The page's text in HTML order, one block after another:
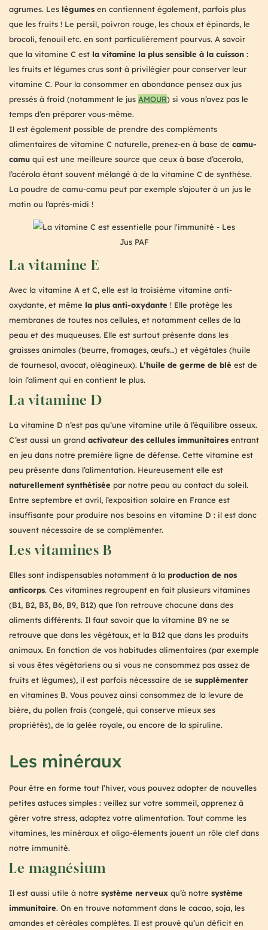
agrumes. Les légumes en contiennent également, parfois plus
que les fruits ! Le persil, poivron rouge, les choux et épinards, le
brocoli, fenouil etc. en sont particulièrement pourvus. A savoir
que la vitamine C est la vitamine la plus sensible à la cuisson :
les fruits et légumes crus sont à privilégier pour conserver leur
vitamine C. Pour la consommer en abondance pensez aux jus
pressés à froid (notamment le jus AMOUR) si vous n’avez pas le
temps d’en préparer vous-même.
Il est également possible de prendre des compléments
alimentaires de vitamine C naturelle, prenez-en à base de camu-
camu qui est une meilleure source que ceux à base d’acerola,
l’acérola étant souvent mélangé à de la vitamine C de synthèse.
La poudre de camu-camu peut par exemple s’ajouter à un jus le
matin ou l’après-midi !
La vitamine E
Avec la vitamine A et C, elle est la troisième vitamine anti-
oxydante, et même la plus anti-oxydante ! Elle protège les
membranes de toutes nos cellules, et notamment celles de la
peau et des muqueuses. Elle est surtout présente dans les
graisses animales (beurre, fromages, œufs…) et végétales (huile
de tournesol, avocat, oléagineux). L’huile de germe de blé est de
loin l’aliment qui en contient le plus.
La vitamine D
La vitamine D n’est pas qu’une vitamine utile à l’équilibre osseux.
C’est aussi un grand activateur des cellules immunitaires entrant
en jeu dans notre première ligne de défense. Cette vitamine est
peu présente dans l’alimentation. Heureusement elle est
naturellement synthétisée par notre peau au contact du soleil.
Entre septembre et avril, l’exposition solaire en France est
insuffisante pour produire nos besoins en vitamine D : il est donc
souvent nécessaire de se complémenter.
Les vitamines B
Elles sont indispensables notamment à la production de nos
anticorps. Ces vitamines regroupent en fait plusieurs vitamines
(B1, B2, B3, B6, B9, B12) que l’on retrouve chacune dans des
aliments différents. Il faut savoir que la vitamine B9 ne se
retrouve que dans les végétaux, et la B12 que dans les produits
animaux. En fonction de vos habitudes alimentaires (par exemple
si vous êtes végétariens ou si vous ne consommez pas assez de
fruits et légumes), il est parfois nécessaire de se supplémenter
en vitamines B. Vous pouvez ainsi consommez de la levure de
bière, du pollen frais (congelé, qui conserve mieux ses
propriétés), de la gelée royale, ou encore de la spiruline.
Les minéraux
Pour être en forme tout l’hiver, vous pouvez adopter de nouvelles
petites astuces simples : veillez sur votre sommeil, apprenez à
gérer votre stress, adaptez votre alimentation. Tout comme les
vitamines, les minéraux et oligo-élements jouent un rôle clef dans
notre immunité.
Le magnésium
Il est aussi utile à notre système nerveux qu’à notre système
immunitaire. On en trouve notamment dans le cacao, soja, les
amandes et céréales complètes. Il est prouvé qu’un déficit en